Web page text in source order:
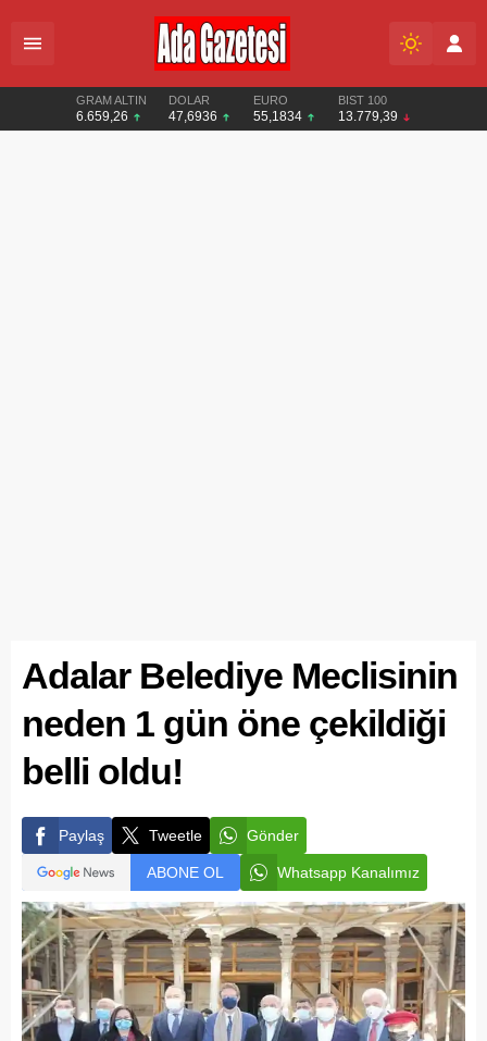
GRAM ALTIN
6.659,26
DOLAR
47,6936
EURO
55,1834
BIST 100
13.779,39
Adalar Belediye Meclisinin
neden 1 gün öne çekildiği
belli oldu!
Paylaş Tweetle Gönder
ABONE OL Whatsapp Kanalımız